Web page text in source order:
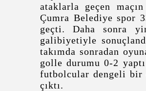
ataklarla geçen
Çumra Belediye spor
geçti. Daha sonra
galibiyetiyle
takımda sonradan
golle durumu 0-2
futbolcular dengeli bir
çıktı.